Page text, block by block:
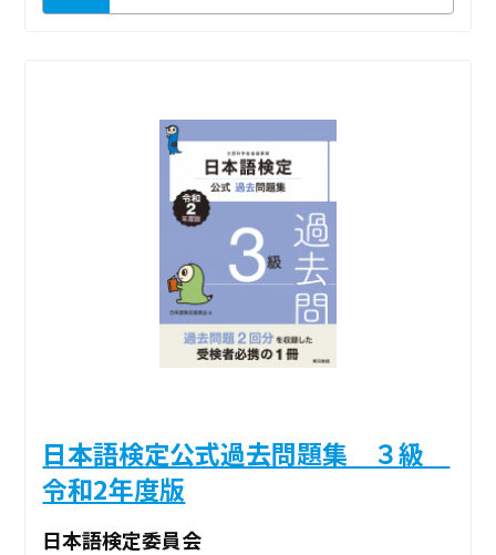
日本語検定公式過去問題集 ３級
令和2年度版
日本語検定委員会